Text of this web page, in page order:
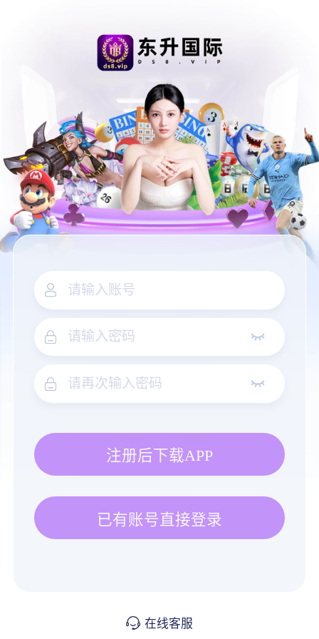
注册后下载APP
已有账号直接登录
在线客服